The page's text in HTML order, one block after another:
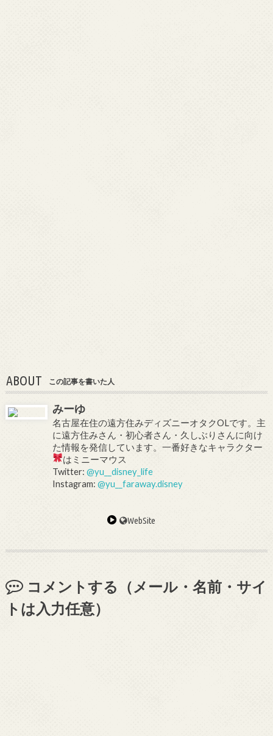
ABOUT この記事を書いた人
みーゆ
名古屋在住の遠方住みディズニーオタクOLです。主
に遠方住みさん・初心者さん・久しぶりさんに向け
た情報を発信しています。一番好きなキャラクター
はミニーマウス
Twitter:@yu__disney_life
Instagram:@yu__faraway.disney
WebSite
コメントする（メール・名前・サイ
トは入力任意）